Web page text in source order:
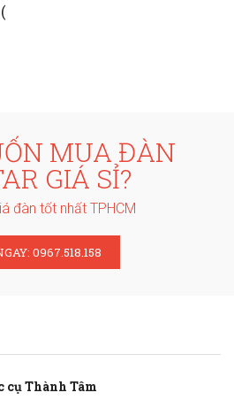
MUA ĐÀN
GIÁ SỈ?
đàn tốt nhất TPHCM
0967.518.158
cụ Thành Tâm